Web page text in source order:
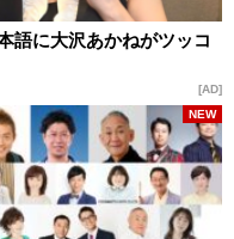
語に大沢あかねがツッコ
AD
NEW